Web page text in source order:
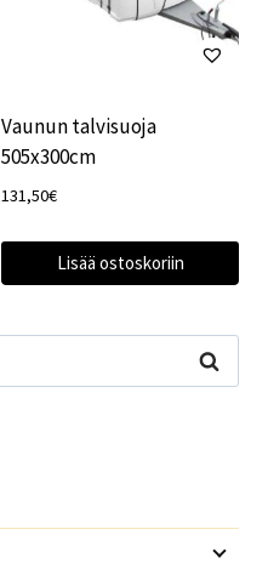
Vaunun talvisuoja
505x300cm
131,50€
Lisää ostoskoriin
Haku